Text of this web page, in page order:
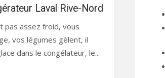
Laval Rive-Nord
pas assez froid, vous
vos légumes gèlent, il
dans le congélateur, le...